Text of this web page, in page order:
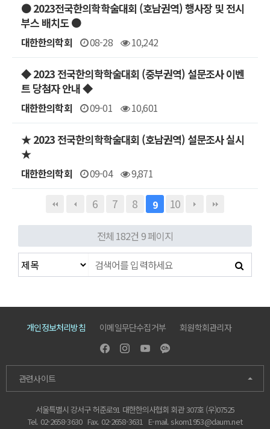
● 2023전국한의학학술대회 (호남권역) 행사장 및 전시
부스 배치도 ●
대한한의학회 08-28 10,242
◆ 2023 전국한의학학술대회 (중부권역) 설문조사 이벤
트 당첨자 안내 ◆
대한한의학회 09-01 10,601
★ 2023 전국한의학학술대회 (호남권역) 설문조사 실시
★
대한한의학회 09-04 9,871
6 7 8 9 10
전체 182건 9 페이지
개인정보처리방침 이메일무단수집거부 회원학회관리자
관련사이트
서울특별시 강서구 허준로91 대한한의사협회 회관 307호 (우)07525
Tel. 02-2658-3630 Fax. 02-2658-3631 E-mail. skom1953@daum.net